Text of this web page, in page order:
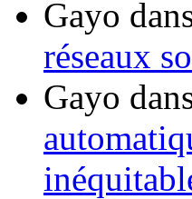
Gayo
réseaux
Gayo